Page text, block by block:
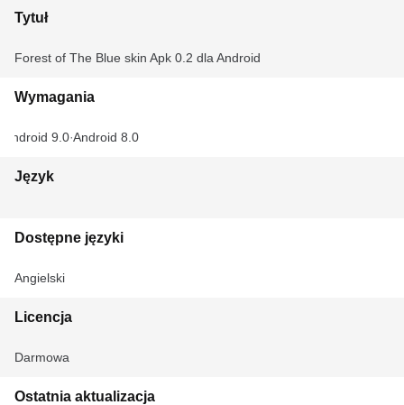
Tytuł
Forest of The Blue skin Apk 0.2 dla Android
Wymagania
Android 9.0 Android 8.0
Język
Dostępne języki
Angielski
Licencja
Darmowa
Ostatnia aktualizacja